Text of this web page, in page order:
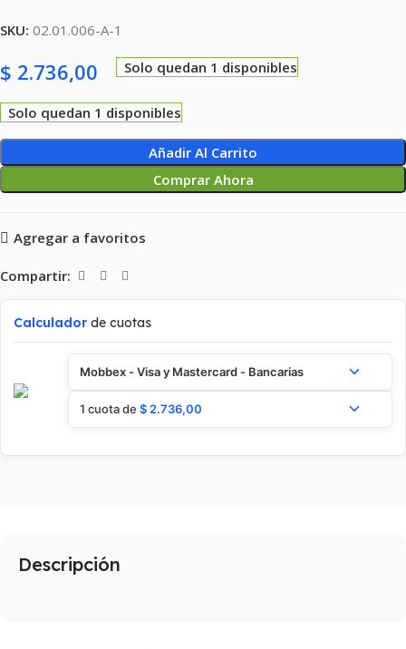
SKU: 02.01.006-A-1
$ 2.736,00 Solo quedan 1 disponibles
Solo quedan 1 disponibles
Añadir Al Carrito
Comprar Ahora
Agregar a favoritos
Compartir:
Calculador de cuotas
Mobbex - Visa y Mastercard - Bancarias
1 cuota de $ 2.736,00
Descripción